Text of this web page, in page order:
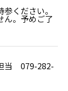
ください。
ん。予めご了
当 079-282-